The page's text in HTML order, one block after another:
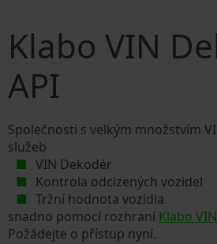
Klabo VIN
API
Společnosti s velkým množstvím
služeb
VIN Dekodér
Kontrola odcizených vozidel
Tržní hodnota vozidla
snadno pomocí rozhraní Klabo
Požádejte o přístup nyní.